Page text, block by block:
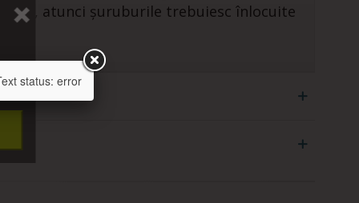
atunci șuruburile trebuiesc înlocuite
status: error